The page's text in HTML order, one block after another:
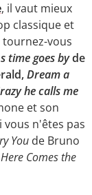
, il vaut mieux
classique et
vous
time goes byde
Dream a
he calls me
et son
vous n'êtes pas
You de Bruno
Here Comes the